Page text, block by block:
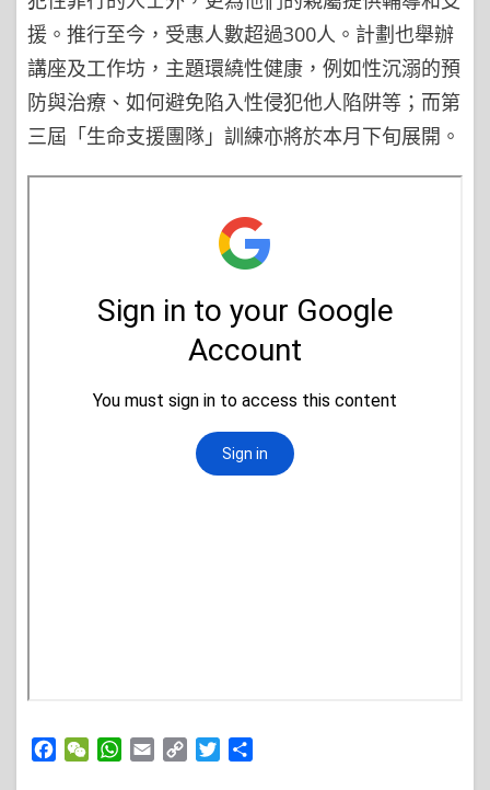
援。推行至今，受惠人數超過300人。計劃也舉辦
講座及工作坊，主題環繞性健康，例如性沉溺的預
防與治療、如何避免陷入性侵犯他人陷阱等；而第
三屆「生命支援團隊」訓練亦將於本月下旬展開。
Facebook
WeChatWhatsApp
Email Copy
Twitter